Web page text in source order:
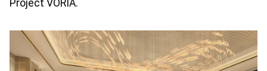
Project VORIA.